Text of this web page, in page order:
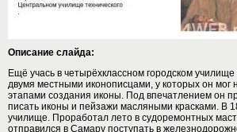
Описание слайда:
Ещё учась в четырёхклассном городском
двумя местными иконописцами, у которых он мог
этапами создания иконы. Под впечатлением он
писать иконы и пейзажи масляными красками. В
училище. Проработал лето в судоремонтных
отправился в Самару поступать в